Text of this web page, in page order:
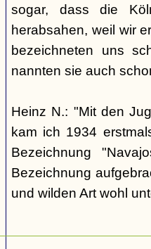
sogar, dass die
herabsahen, weil wir
bezeichneten uns
nannten sie auch
Heinz N.: "Mit den
kam ich 1934
Bezeichnung
Bezeichnung
und wilden Art wohl